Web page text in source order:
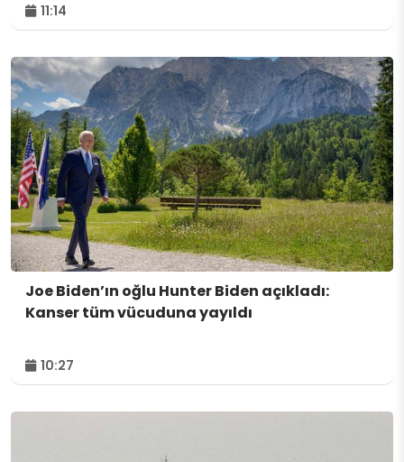
11:14
Joe Biden’ın oğlu Hunter Biden açıkladı:
Kanser tüm vücuduna yayıldı
10:27